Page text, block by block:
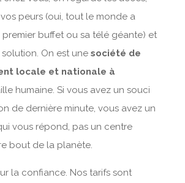
peurs (oui, tout le monde a
buffet ou sa télé géante) et
On est une société de
locale et nationale à
humaine. Si vous avez un souci
de dernière minute, vous avez un
vous répond, pas un centre
bout de la planète.
la confiance. Nos tarifs sont